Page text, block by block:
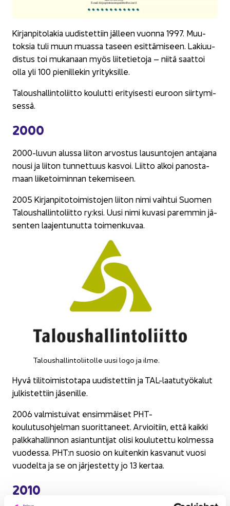
Kir­jan­pi­to­la­kia uu­dis­tet­tiin jäl­leen vuon­na 1997. Muu­
tok­sia tuli muun muas­sa ta­seen esit­tä­mi­seen. La­ki­uu­
dis­tus toi mu­ka­naan myös lii­te­tie­to­ja – niitä saat­toi
olla yli 100 pie­nil­le­kin yri­tyk­sil­le.
Ta­lous­hal­lin­to­liit­to kou­lut­ti eri­tyi­ses­ti eu­roon siir­ty­mi­
ses­sä.
2000
2000-​luvun alus­sa lii­ton ar­vos­tus lausun­to­jen an­ta­ja­na
nousi ja lii­ton tun­net­tuus kas­voi. Liit­to alkoi pa­nos­ta­
maan lii­ke­toi­min­nan te­ke­mi­seen.
2005 Kir­jan­pi­to­toi­mis­to­jen lii­ton nimi vaih­tui Suo­men
Ta­lous­hal­lin­to­liit­to ry:ksi. Uusi nimi ku­va­si pa­rem­min jä­
sen­ten laa­jen­tu­nut­ta toi­men­ku­vaa.
Ta­lous­hal­lin­to­lii­tol­le uusi logo ja ilme.
Hyvä ti­li­toi­mis­to­ta­pa uu­dis­tet­tiin ja TAL-​laatutyökalut
jul­kis­tet­tiin jä­se­nil­le.
2006 val­mis­tui­vat en­sim­mäi­set PHT-​
koulutusohjelman suo­rit­ta­neet. Ar­vioi­tiin, että kaik­ki
palk­ka­hal­lin­non asian­tun­ti­jat olisi kou­lu­tet­tu kol­mes­sa
vuo­des­sa. PHT:n suo­sio on kui­ten­kin kas­va­nut vuosi
vuo­del­ta ja se on jär­jes­tet­ty jo 13 ker­taa.
2010